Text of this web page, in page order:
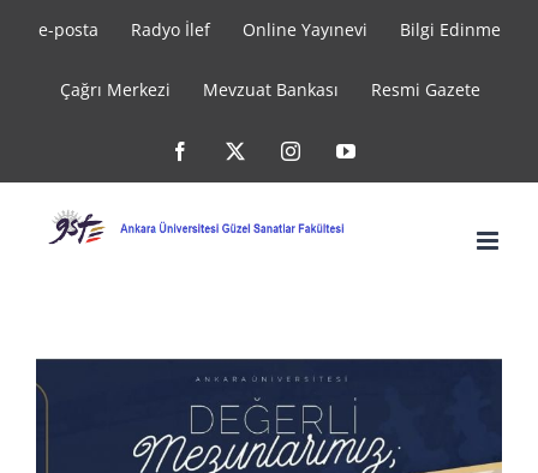
e-posta Radyo İlef Online Yayınevi Bilgi Edinme
Çağrı Merkezi Mevzuat Bankası Resmi Gazete
Facebook InstagramYouTube